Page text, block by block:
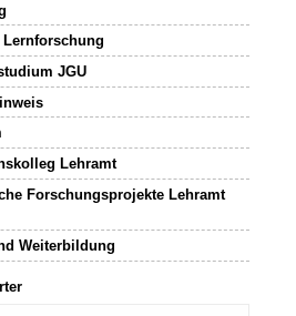
Lernforschung
JGU
Lehramt
Forschungsprojekte Lehramt
Weiterbildung